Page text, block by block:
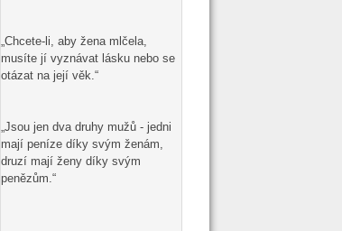
„Chcete-li, aby žena mlčela,
musíte jí vyznávat lásku nebo se
otázat na její věk.“
„Jsou jen dva druhy mužů - jedni
mají peníze díky svým ženám,
druzí mají ženy díky svým
penězům.“